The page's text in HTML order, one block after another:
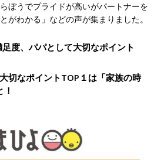
ぼうでプライドが高いがパートナーを
がわかる」などの声が集まりました。
足度、パパとして大切なポイント
切なポイントTOP１は「家族の時